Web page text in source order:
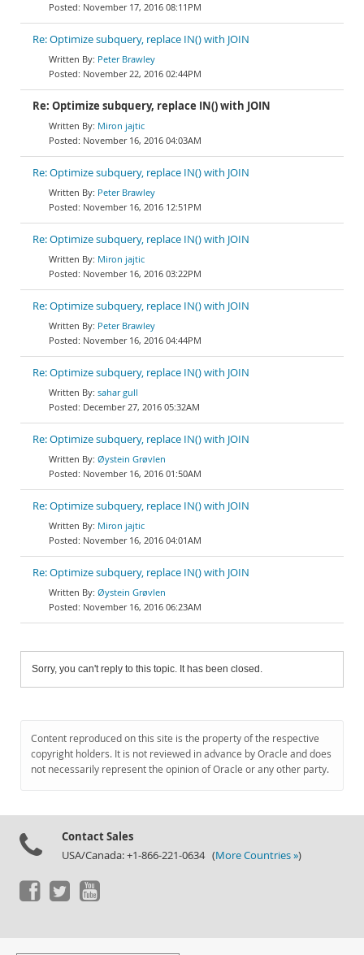
November 17, 2016 08:11PM
Re: Optimize subquery, replace IN() with JOIN
Peter Brawley
November 22, 2016 02:44PM
Re: Optimize subquery, replace IN() with JOIN
Miron jajtic
November 16, 2016 04:03AM
Re: Optimize subquery, replace IN() with JOIN
Peter Brawley
November 16, 2016 12:51PM
Re: Optimize subquery, replace IN() with JOIN
Miron jajtic
November 16, 2016 03:22PM
Re: Optimize subquery, replace IN() with JOIN
Peter Brawley
November 16, 2016 04:44PM
Re: Optimize subquery, replace IN() with JOIN
sahar gull
December 27, 2016 05:32AM
Re: Optimize subquery, replace IN() with JOIN
Øystein Grøvlen
November 16, 2016 01:50AM
Re: Optimize subquery, replace IN() with JOIN
Miron jajtic
November 16, 2016 04:01AM
Re: Optimize subquery, replace IN() with JOIN
Øystein Grøvlen
November 16, 2016 06:23AM
Sorry, you can't reply to this topic. It has been closed.
Content reproduced on this site is the property of the respective
copyright holders. It is not reviewed in advance by Oracle and does
not necessarily represent the opinion of Oracle or any other party.
Contact Sales
USA/Canada: +1-866-221-0634 (More Countries »)